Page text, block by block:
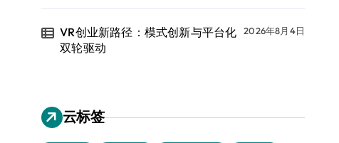
VR创业新路径：模式创新与平台化
双轮驱动
2026年8月4日
云标签